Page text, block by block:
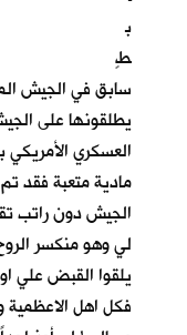
ب
طٍ
سابق في الجيش
يطلقونها على
العسكري
مادية متعبة فقد
الجيش دون راتب
لي وهو منكسر
يلقوا القبض علي
فكل اهل